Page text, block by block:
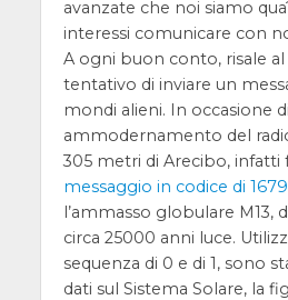
avanzate che noi siamo
interessi comunicare con
A ogni buon conto, risale
tentativo di inviare un
mondi alieni. In occasione
ammodernamento del
305 metri di Arecibo, infatti
messaggio in codice di
l’ammasso globulare M13,
circa 25000 anni luce.
sequenza di 0 e di 1, sono
dati sul Sistema Solare, la